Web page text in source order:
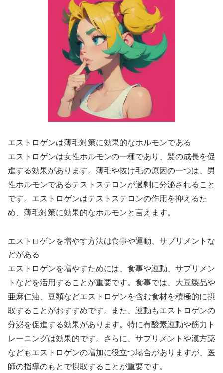
エストロゲンは薄毛対策に効果的なホルモンである
エストロゲンは女性ホルモンの一種であり、髪の成長を促
進する効果があります。薄毛や抜け毛の原因の一つは、男
性ホルモンであるテストステロンが過剰に分泌されること
です。エストロゲンはテストステロンの作用を抑えるた
め、薄毛対策に効果的なホルモンと言えます。
エストロゲンを増やす方法は食事や運動、サプリメントな
どがある
エストロゲンを増やすためには、食事や運動、サプリメン
トなどを活用することが重要です。食事では、大豆製品や
亜麻仁油、豆類などエストロゲンを含む食材を積極的に摂
取することがおすすめです。また、運動もエストロゲンの
分泌を促進する効果があります。特に有酸素運動や筋力ト
レーニングは効果的です。さらに、サプリメントや漢方薬
などもエストロゲンの増加に役立つ場合がありますが、医
師の指導のもとで摂取することが重要です。